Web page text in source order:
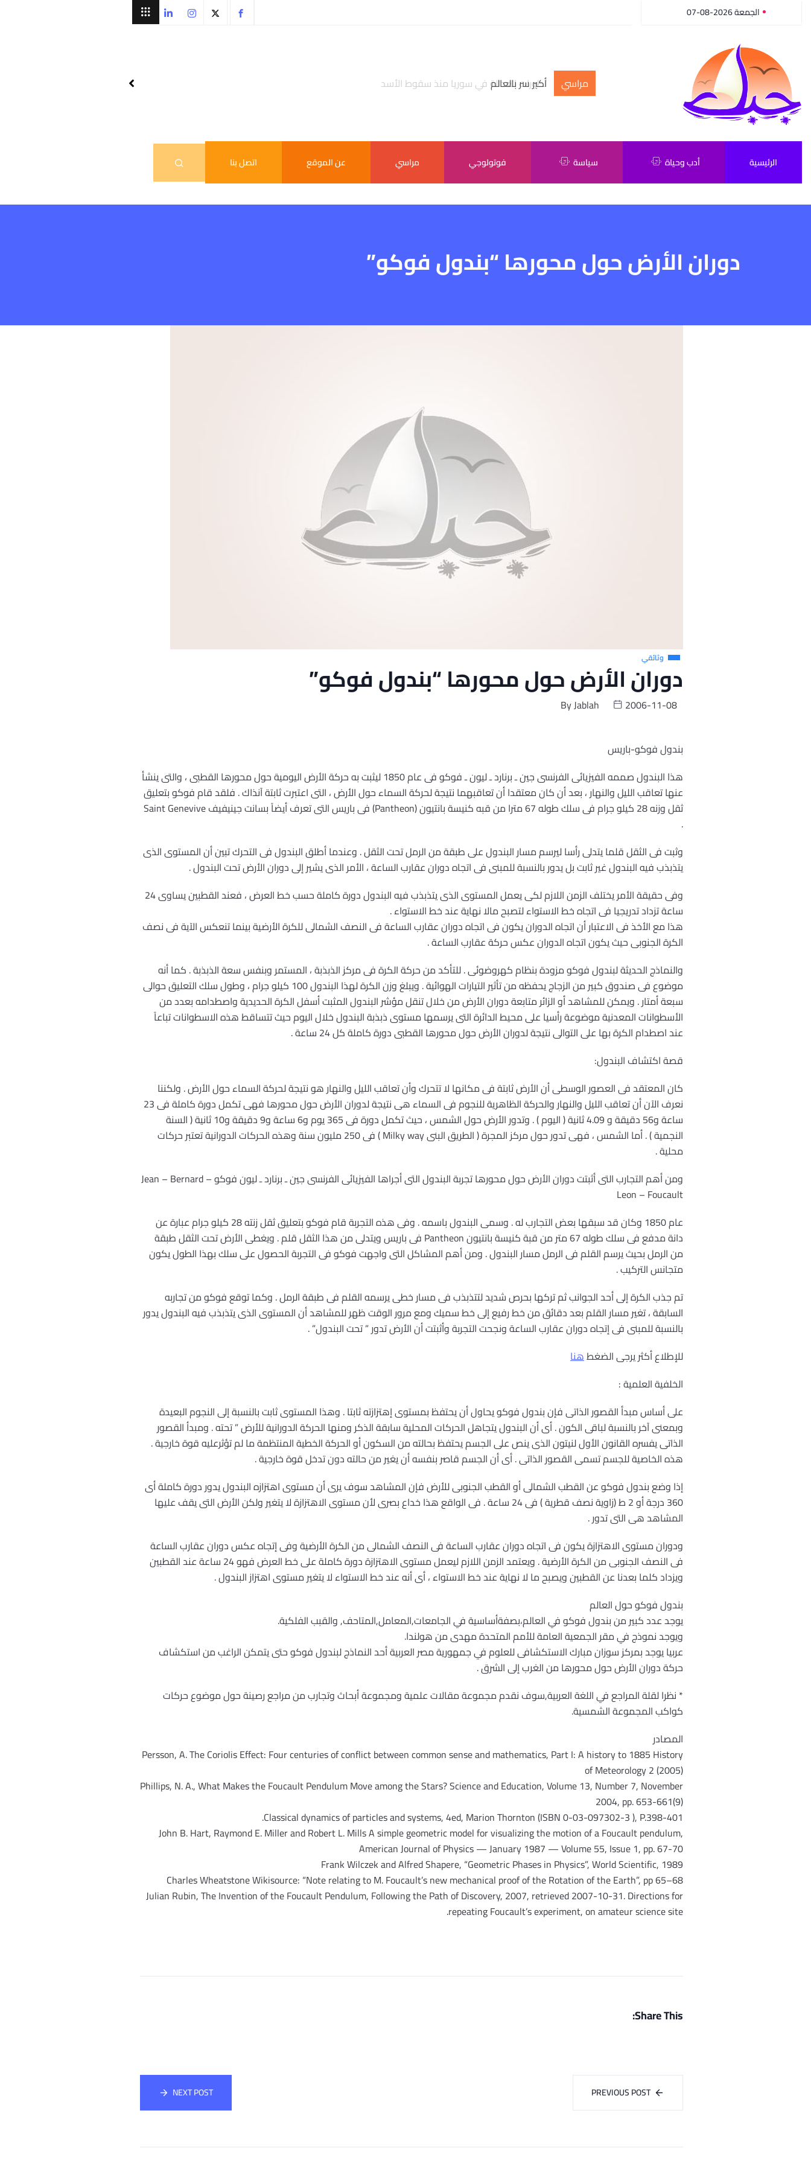
الجمعة 2026-08-07
مراسي أكبر سر بالعالم
الرئيسية أدب وحياة سياسة فوتولوجي مراسي عن الموقع اتصل بنا
دوران الأرض حول محورها “بندول فوكو”
وثائقي
دوران الأرض حول محورها “بندول فوكو”
ByJablah 2006-11-08
بندول فوكو-باريس
هذا البندول صممه الفيزيائى الفرنسى جين ـ برنارد ـ ليون ـ فوكو فى عام 1850 ليثبت به حركة الأرض اليومية حول محورها القطبى ، والتى ينشأ
عنها تعاقب الليل والنهار ، بعد أن كان معتقدا أن تعاقبهما نتيجة لحركة السماء حول الأرض ، التى اعتبرت ثابتة آنذاك . فلقد قام فوكو بتعليق
ثقل وزنه 28 كيلو جرام فى سلك طوله 67 مترا من قبه كنيسة بانتيون (Pantheon) فى باريس التى تعرف أيضاً بسانت جينيفيف Saint Genevive
.
وثبت فى الثقل قلما يتدلى رأسا ليرسم مسار البندول على طبقة من الرمل تحت الثقل . وعندما أطلق البندول فى التحرك تبين أن المستوى الذى
يتذبذب فيه البندول غير ثابت بل يدور بالنسبة للمبنى فى اتجاه دوران عقارب الساعة ، الأمر الذى يشير إلى دوران الأرض تحت البندول .
وفى حقيقة الأمر يختلف الزمن اللازم لكى يعمل المستوى الذى يتذبذب فيه البندول دورة كاملة حسب خط العرض ، فعند القطبين يساوى 24
ساعة تزداد تدريجيا فى اتجاه خط الاستواء لتصبح مالا نهاية عند خط الاستواء .
هذا مع الأخذ فى الاعتبار أن اتجاه الدوران يكون فى اتجاه دوران عقارب الساعة فى النصف الشمالى للكرة الأرضية بينما تنعكس الآية فى نصف
الكرة الجنوبى حيث يكون اتجاه الدوران عكس حركة عقارب الساعة .
والنماذج الحديثة لبندول فوكو مزودة بنظام كهروضوئى . للتأكد من حركة الكرة فى مركز الذبذبة ، المستمر وبنفس سعة الذبذبة . كما أنه
موضوع فى صندوق كبير من الزجاج يحفظه من تأثير التيارات الهوائية . ويبلغ وزن الكرة لهذا البندول 100 كيلو جرام ، وطول سلك التعليق حوالى
سبعة أمتار . ويمكن للمشاهد أو الزائر متابعة دوران الأرض من خلال تنقل مؤشر البندول المثبت أسفل الكرة الحديدية واصطدامه بعدد من
الأسطوانات المعدنية موضوعة رأسيا على محيط الدائرة التى يرسمها مستوى ذبذبة البندول خلال اليوم حيث تتساقط هذه الاسطوانات تباعاً
عند اصطدام الكرة بها على التوالى نتيجة لدوران الأرض حول محورها القطبى دورة كاملة كل 24 ساعة .
قصة اكتشاف البندول:
كان المعتقد فى العصور الوسطى أن الأرض ثابتة فى مكانها لا تتحرك وأن تعاقب الليل والنهار هو نتيجة لحركة السماء حول الأرض . ولكننا
نعرف الآن أن تعاقب الليل والنهار والحركة الظاهرية للنجوم فى السماء هى نتيجة لدوران الأرض حول محورها فهى تكمل دورة كاملة فى 23
ساعة و56 دقيقة و 4.09 ثانية ( اليوم ) . وتدور الأرض حول الشمس ، حيث تكمل دورة فى 365 يوم و6 ساعة و9 دقيقة و10 ثانية ( السنة
النجمية ) . أما الشمس ، فهى تدور حول مركز المجرة ( الطريق البنى Milky way ) فى 250 مليون سنة وهذه الحركات الدورانية تعتبر حركات
محلية .
ومن أهم التجارب التى أثبتت دوران الأرض حول محورها تجربة البندول التى أجراها الفيزيائى الفرنسى جين ـ برنارد ـ ليون فوكو Jean – Bernard –
Leon – Foucault
عام 1850 وكان قد سبقها بعض التجارب له . وسمى البندول باسمه . وفى هذه التجربة قام فوكو بتعليق ثقل زنته 28 كيلو جرام عبارة عن
دانة مدفع فى سلك طوله 67 متر من قبة كنيسة بانتيون Pantheon فى باريس ويتدلى من هذا الثقل قلم . ويغطى الأرض تحت الثقل طبقة
من الرمل بحيث يرسم القلم فى الرمل مسار البندول . ومن أهم المشاكل التى واجهت فوكو فى التجربة الحصول على سلك بهذا الطول يكون
متجانس التركيب .
تم جذب الكرة إلى أحد الجوانب ثم تركها بحرص شديد لتتذبذب فى مسار خطى يرسمه القلم فى طبقة الرمل . وكما توقع فوكو من تجاربه
السابقة ، تغير مسار القلم بعد دقائق من خط رفيع إلى خط سميك ومع مرور الوقت ظهر للمشاهد أن المستوى الذى يتذبذب فيه البندول يدور
بالنسبة للمبنى فى إتجاه دوران عقارب الساعة ونجحت التجربة وأثبتت أن الأرض تدور ” تحت البندول” .
للإطلاع أكثر يرجى الضغطهنا
الخلفية العلمية :
على أساس مبدأ القصور الذاتى فإن بندول فوكو يحاول أن يحتفظ بمستوى إهتزازته ثابتا . وهذا المستوى ثابت بالنسبة إلى النجوم البعيدة
وبمعنى آخر بالنسبة لباقى الكون . أى أن البندول يتجاهل الحركات المحلية سابقة الذكر ومنها الحركة الدورانية للأرض ” تحته . ومبدأ القصور
الذاتى يفسره القانون الأول لنيتون الذى ينص على الجسم يحتفظ بحالته من السكون أو الحركة الخطية المنتظمة ما لم تؤثرعليه قوة خارجية .
هذه الخاصية للجسم تسمى القصور الذاتى . أى أن الجسم قاصر بنفسه أن يغير من حالته دون تدخل قوة خارجية .
إذا وضع بندول فوكو عن القطب الشمالى أو القطب الجنوبى للأرض فإن المشاهد سوف يرى أن مستوى اهتزازه البندول يدور دورة كاملة أى
360 درجة أو 2 ط (زاوية نصف قطرية ) فى 24 ساعة . فى الواقع هذا خداع بصرى لأن مستوى الاهتزازة لا يتغير ولكن الأرض التى يقف عليها
المشاهد هى التى تدور .
ودوران مستوى الاهتزازة يكون فى اتجاه دوران عقارب الساعة فى النصف الشمالى من الكرة الأرضية وفى إتجاه عكس دوران عقارب الساعة
فى النصف الجنوبى من الكرة الأرضية . ويعتمد الزمن اللازم ليعمل مستوى الاهتزازة دورة كاملة على خط العرض فهو 24 ساعة عند القطبين
ويزداد كلما بعدنا عن القطبين ويصبح ما لا نهاية عند خط الاستواء ، أى أنه عند خط الاستواء لا يتغير مستوى اهتزاز البندول .
بندول فوكو حول العالم
يوجد عدد كبير من بندول فوكو في العالم،بصفةأساسية في الجامعات,المعامل,المتاحف, والقبب الفلكية.
ويوجد نموذج في مقر الجمعية العامة للأمم المتحدة مهدى من هولندا.
عربيا يوجد بمركز سوزان مبارك الاستكشافى للعلوم في جمهورية مصر العربية أحد النماذج لبندول فوكو حتى يتمكن الراغب من استكشاف
حركة دوران الأرض حول محورها من الغرب إلى الشرق .
* نظرا لقلة المراجع في اللغة العربية,سوف نقدم مجموعة مقالات علمية ومجموعة أبحاث وتجارب من مراجع رصينة حول موضوع حركات
كواكب المجموعة الشمسية.
المصادر
Persson, A. The Coriolis Effect: Four centuries of conflict between common sense and mathematics, Part I: A history to 1885 History
of Meteorology 2 (2005)
Phillips, N. A., What Makes the Foucault Pendulum Move among the Stars? Science and Education, Volume 13, Number 7, November
2004, pp. 653-661(9)
Classical dynamics of particles and systems, 4ed, Marion Thornton (ISBN 0-03-097302-3 ), P.398-401.
John B. Hart, Raymond E. Miller and Robert L. Mills A simple geometric model for visualizing the motion of a Foucault pendulum,
American Journal of Physics — January 1987 — Volume 55, Issue 1, pp. 67-70
Frank Wilczek and Alfred Shapere, “Geometric Phases in Physics”, World Scientific, 1989
Charles Wheatstone Wikisource: “Note relating to M. Foucault’s new mechanical proof of the Rotation of the Earth”, pp 65–68
Julian Rubin, The Invention of the Foucault Pendulum, Following the Path of Discovery, 2007, retrieved 2007-10-31. Directions for
repeating Foucault’s experiment, on amateur science site.
Share This:
PREVIOUS POST
NEXT POST